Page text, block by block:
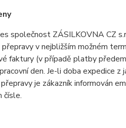
společnost ZÁSILKOVNA CZ
v nejbližším možném
faktury (v případě platby
den. Je-li doba expedice
je zákazník informován
čísle.